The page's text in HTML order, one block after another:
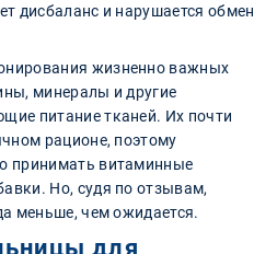
дисбаланс и нарушается обмен
жизненно важных
минералы и другие
питание тканей. Их почти
рационе, поэтому
принимать витаминные
Но, судя по отзывам,
меньше, чем ожидается.
для